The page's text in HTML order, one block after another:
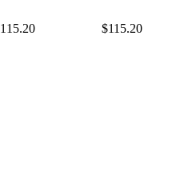
115.20 $115.20